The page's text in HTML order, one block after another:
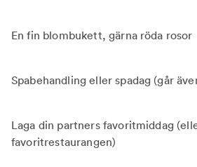
En fin blombukett, gärna röda rosor
Spabehandling eller spadag (går
Laga din partners favoritmiddag
favoritrestaurangen)